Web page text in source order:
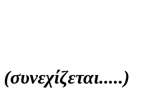
(συνεχίζεται.....)